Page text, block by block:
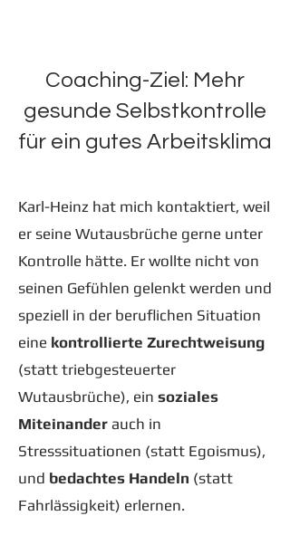
Coaching-Ziel: Mehr
gesunde Selbstkontrolle
für ein gutes Arbeitsklima
Karl-Heinz hat mich kontaktiert, weil
er seine Wutausbrüche gerne unter
Kontrolle hätte. Er wollte nicht von
seinen Gefühlen gelenkt werden und
speziell in der beruflichen Situation
eine kontrollierte Zurechtweisung
(statt triebgesteuerter
Wutausbrüche), ein soziales
Miteinander auch in
Stresssituationen (statt Egoismus),
und bedachtes Handeln (statt
Fahrlässigkeit) erlernen.